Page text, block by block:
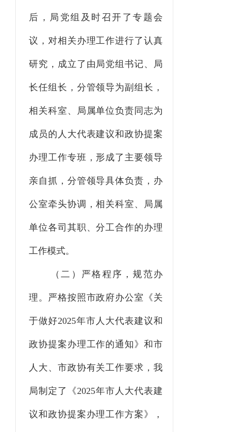
后，局党组及时召开了专题会
议，对相关办理工作进行了认真
研究，成立了由局党组书记、局
长任组长，分管领导为副组长，
相关科室、局属单位负责同志为
成员的人大代表建议和政协提案
办理工作专班，形成了主要领导
亲自抓，分管领导具体负责，办
公室牵头协调，相关科室、局属
单位各司其职、分工合作的办理
工作模式。
（二）严格程序，规范办
理。 严格按照市政府办公室《关
于做好2025年市人大代表建议和
政协提案办理工作的通知》和市
人大、市政协有关工作要求，我
局制定了《2025年市人大代表建
议和政协提案办理工作方案》，